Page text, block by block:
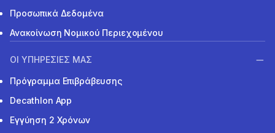
Προσωπικά Δεδομένα
Ανακοίνωση Νομικού Περιεχομένου
ΟΙ ΥΠΗΡΕΣΙΕΣ ΜΑΣ
Πρόγραμμα Επιβράβευσης
Decathlon App
Εγγύηση 2 Χρόνων